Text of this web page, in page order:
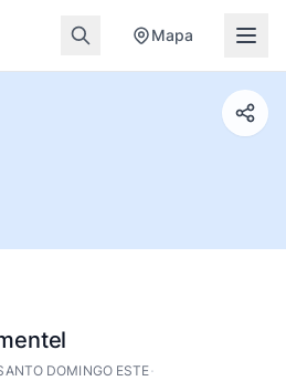
Mapa
DOMINGO ESTE·